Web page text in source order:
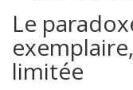
Le
limitée